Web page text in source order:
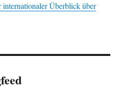
Überblick über